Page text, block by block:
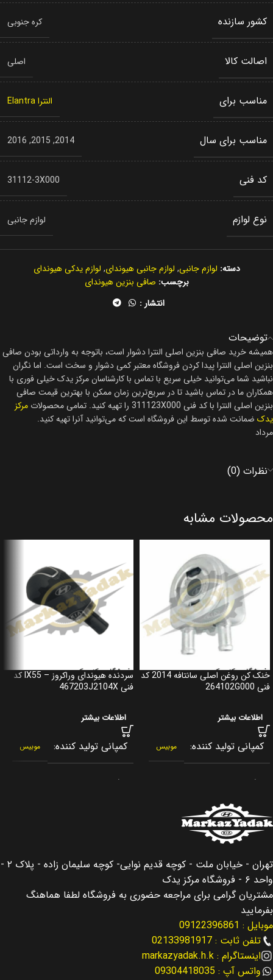
کشور سازنده کره جنوبی
اصالت کالا اصلی
مناسب برای النترا Elantra
مناسب برای سال 2014
,
2015
,
2016
کد فنی 31112-3X000
نوع لوازم لوازم جانبی
دسته: لوازم جانبی, لوازم جانبی هیوندای, لوازم یدکی هیوندای
برچسب: صافی بنزین هیوندای
انتشار :
توضیحات
همیشه خرید صافی بنزین اصلی النترا دشوار است، باتوجه به وارداتی بودن صافی
بنزین اصلی النترا پیدا کردن فروشگاه معتبر کمی دشوار و سخت است. اما نگران
نباشید شما می‌توانید خیلی سریع با تماس با کارشناسان مرکز یدک خیلی فوری با
همکاران ما در تماس باشید تا در سریع‌ترین زمان ممکن با بهترین قیمت صافی
بنزین اصلی النترا با کد فنی 311123X000 را تهیه کنید. تمامی محصولات
مرکز
یدک ضمانت شده توسط این فروشگاه است که می‌توانید آنرا تهیه کنید.
مرداد
نظرات (0)
محصولات مشابه
خنک کن روغن اصلی سانتافه 2014 کد
فنی 264102G000
اطلاعات بیشتر
کمپانی تولید کننده موبیس
برند
کشور سازنده کره جنوبی
مناسب برای سانتافه Santafe
مناسب برای سال 2014
نوع لوازم لوازم موتوری
سردنده هیوندای وراکروز – IX55 کد
فنی 467203J2104X
اطلاعات بیشتر
کمپانی تولید کننده موبیس
برند
مناسب برای وراکروز IX55
تهران - خیابان ملت - کوچه قدیم نوایی- کوچه سلیمان زاده - پلاک ۲ -
واحد ۶ - فروشگاه مرکز یدک
مشتریان گرامی برای مراجعه حضوری به فروشگاه لطفا هماهنگ
بفرمایید
موبایل : 09122396861
تلفن ثابت : 02133981917
اینستاگرام : markazyadak.h.k
واتس آپ : 09304418035